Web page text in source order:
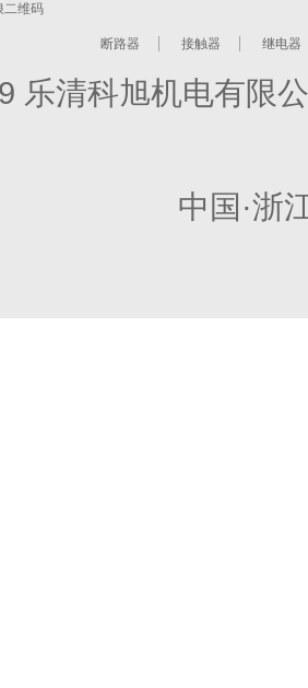
二维码
断路器 接触器 继电器
乐清科旭机电有限
中国·浙